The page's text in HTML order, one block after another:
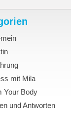
mit Mila
Your Body
und Antworten